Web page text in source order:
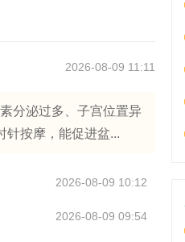
2026-08-09 11:11
分泌过多、子宫位置异
针按摩，能促进盆...
2026-08-09 10:12
2026-08-09 09:54